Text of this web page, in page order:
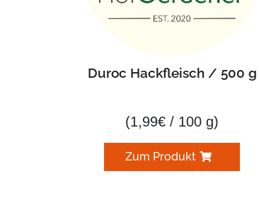
Duroc Hackfleisch / 500 g
(1,99€ / 100 g)
Zum Produkt